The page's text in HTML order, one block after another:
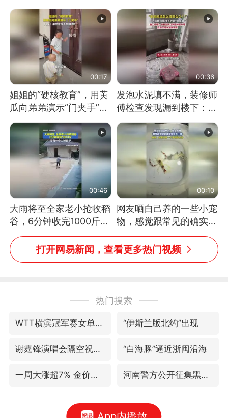
快乐长这样
奏感拉满 网友：怎么做
到又舞又武的？
00:17
姐姐的“硬核教育”，用黄
瓜向弟弟演示“门夹手”，
网友：果然言传不如身
教！
00:36
发泡水泥填不满，装修师
傅检查发现漏到楼下：出
风口未延伸到外墙
00:46
大雨将至全家老小抢收稻
谷，6分钟收完1000斤，
没有一个人掉链子
00:10
网友晒自己养的一些小宠
物，感觉跟常见的确实有
些不一样
打开网易新闻，查看更多热门视频
热门搜索
WTT横滨冠军赛女单四强国乒占三席 “伊斯兰版北约”出现
谢霆锋演唱会隔空祝王菲生日快乐 “白海豚”逼近浙闽沿海
一周大涨超7% 金价为何突然上涨 河南警方公开征集黑恶犯罪线索